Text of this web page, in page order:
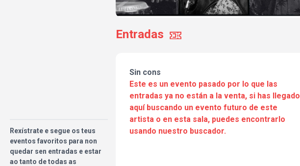
Rexístrate e segue os teus
eventos favoritos para non
quedar sen entradas e estar
ao tanto de todas as
Entradas
Sin cons
Este es un evento pasado por lo que las
entradas ya no están a la venta, si has llegado
aquí buscando un evento futuro de este
artista o en esta sala, puedes encontrarlo
usando nuestro buscador.